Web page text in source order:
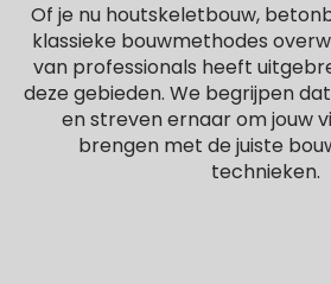
Of je nu houtskeletbouw,
klassieke bouwmethodes
van professionals heeft
deze gebieden. We begrijpen
en streven ernaar om jouw
brengen met de juiste
technieken.